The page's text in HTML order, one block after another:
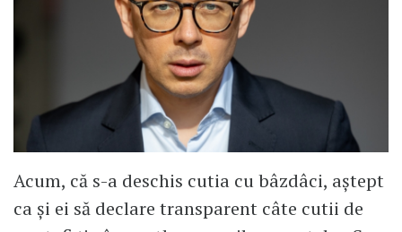
Acum, că s-a deschis cutia cu bâzdâci, aștept
ca și ei să declare transparent câte cutii de